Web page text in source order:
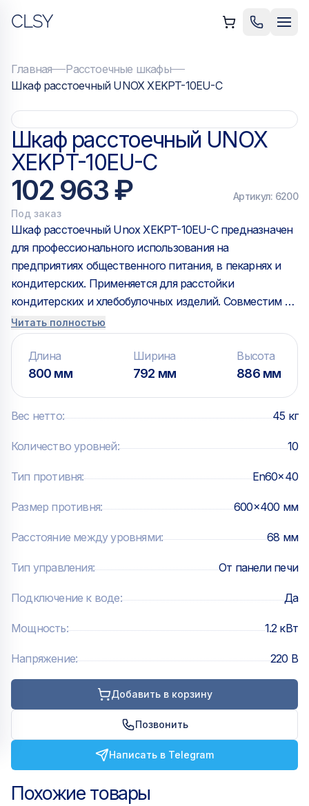
CLSY Позвонить
меню
Главная
Расстоечные шкафы
Шкаф расстоечный UNOX XEKPT-10EU-C
Шкаф расстоечный UNOX
XEKPT-10EU-C
102 963 ₽ Артикул: 6200
Под заказ
Шкаф расстоечный Unox XEKPT-10EU-C предназначен
для профессионального использования на
предприятиях общественного питания, в пекарнях и
кондитерских. Применяется для расстойки
кондитерских и хлебобулочных изделий. Совместим с
печами серии BAKERLUX SHOP.Pro Особенности: –
Встроенные датчики для точного контроля
температуры и влажности – Максимальная
температура +50 С – Верхняя панель с защитой от
образования конденсата – Стеклянная дверца
обеспечивает визуальный контроль за процессом
и гастроемкости в комплект не входят. Для установки
аксессуары.
Читать полностью
Длина
800 мм
Ширина
792 мм
Высота
886 мм
Вес нетто: 45 кг
Количество уровней: 10
Тип противня: En60x40
Размер противня: 600x400 мм
Расстояние между уровнями: 68 мм
Тип управления: От панели печи
Подключение к воде: Да
Мощность: 1.2 кВт
Напряжение: 220 В
Добавить в корзину
Позвонить
Написать в Telegram
Похожие товары